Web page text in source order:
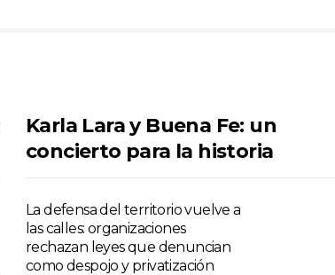
Karla Lara y Buena Fe: un
concierto para la historia
La defensa del territorio vuelve a
las calles: organizaciones
rechazan leyes que denuncian
como despojo y privatización